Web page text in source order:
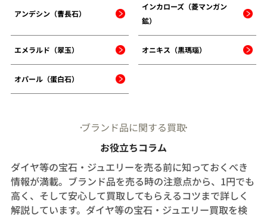
アンデシン（曹長石）
インカローズ（菱マンガン
鉱）
エメラルド（翠玉） オニキス（黒瑪瑙）
オパール（蛋白石）
ブランド品に関する買取
お役立ちコラム
ダイヤ等の宝石・ジュエリーを売る前に知っておくべき
情報が満載。ブランド品を売る時の注意点から、1円でも
高く、そして安心して買取してもらえるコツまで詳しく
解説しています。ダイヤ等の宝石・ジュエリー買取を検